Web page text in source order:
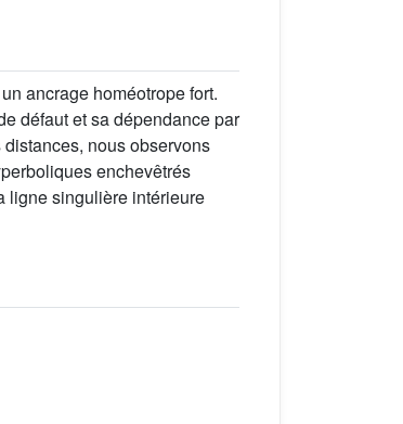
ancrage homéotrope fort.
défaut et sa dépendance par
nous observons
enchevêtrés
ligne singulière intérieure